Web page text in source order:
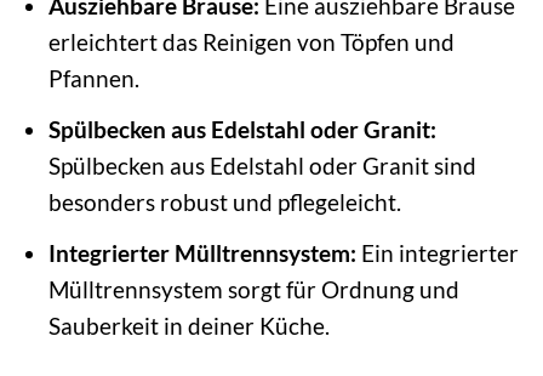
Ausziehbare Brause: Eine ausziehbare Brause
erleichtert das Reinigen von Töpfen und
Pfannen.
Spülbecken aus Edelstahl oder Granit:
Spülbecken aus Edelstahl oder Granit sind
besonders robust und pflegeleicht.
Integrierter Mülltrennsystem: Ein integrierter
Mülltrennsystem sorgt für Ordnung und
Sauberkeit in deiner Küche.